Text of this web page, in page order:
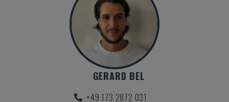
GERARD BEL
+49 173 2872 031